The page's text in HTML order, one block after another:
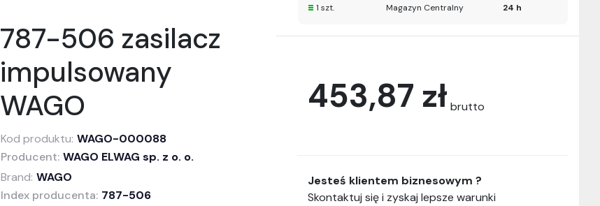
787-506 zasilacz
impulsowany
WAGO
Kod produktu: WAGO-000088
Producent: WAGO ELWAG sp. z o. o.
Brand: WAGO
Index producenta: 787-506
453,87 zł brutto
Jesteś klientem biznesowym ?
Skontaktuj się i zyskaj lepsze warunki
1 szt. Magazyn Centralny 24 h